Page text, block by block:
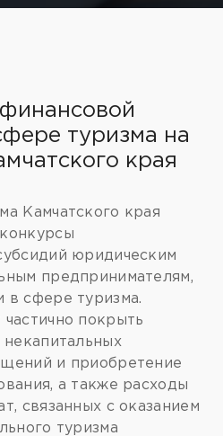
туризма на
края
Камчатского края
юридическим
предпринимателям,
в сфере туризма.
покрыть
некапитальных
и приобретение
а также расходы
связанных с оказанием
туризма